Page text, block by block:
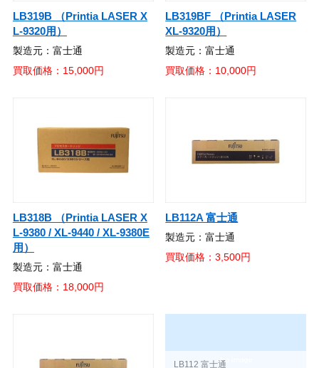
LB319B （Printia LASER X
L-9320用）
製造元：富士通
買取価格：15,000円
LB319BF （Printia LASER
XL-9320用）
製造元：富士通
買取価格：10,000円
LB318B （Printia LASER X
L-9380 / XL-9440 / XL-9380E
用）
製造元：富士通
買取価格：18,000円
LB112A 富士通
製造元：富士通
買取価格：3,500円